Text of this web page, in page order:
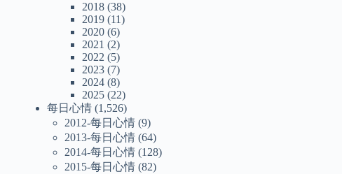
2018 (38)
2019 (11)
2020 (6)
2021 (2)
2022 (5)
2023 (7)
2024 (8)
2025 (22)
每日心情 (1,526)
2012-每日心情 (9)
2013-每日心情 (64)
2014-每日心情 (128)
2015-每日心情 (82)